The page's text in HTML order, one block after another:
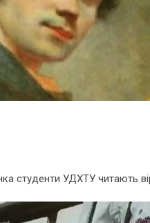
студенти УДХТУ читають